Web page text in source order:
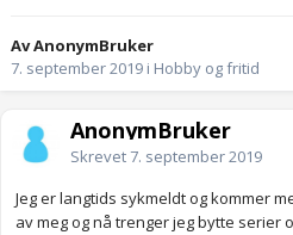
Av AnonymBruker
7. september 2019 i Hobby og fritid
AnonymBruker
Skrevet7. september 2019
Jeg er langtids sykmeldt og kommer
av meg og nå trenger jeg bytte serier